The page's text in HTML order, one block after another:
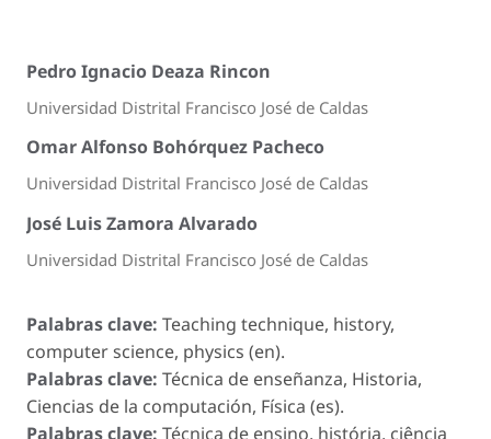
Pedro Ignacio Deaza Rincon
Universidad Distrital Francisco José de Caldas
Omar Alfonso Bohórquez Pacheco
Universidad Distrital Francisco José de Caldas
José Luis Zamora Alvarado
Universidad Distrital Francisco José de Caldas
Palabras clave: Teaching technique, history,
computer science, physics (en).
Palabras clave: Técnica de enseñanza, Historia,
Ciencias de la computación, Física (es).
Palabras clave: Técnica de ensino, história, ciência